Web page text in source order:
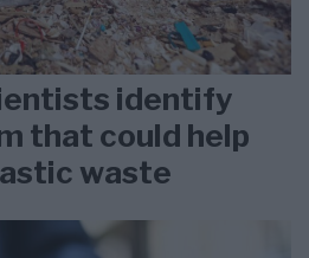
identify
that could help
waste